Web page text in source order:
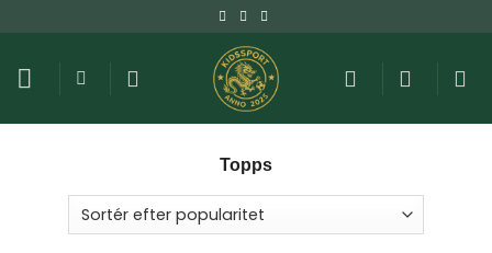
til
indhold
Topps